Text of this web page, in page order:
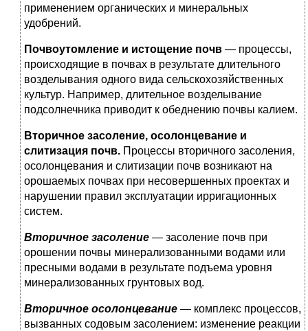
применением органических и мине­ральных
удобрений.
Почвоутомление и истощение почв — процессы,
происходя­щие в почвах в результате длительного
возделывания одного вида сельскохозяйственных
культур. Например, длительное возделывание
подсолнечника приводит к обеднению почвы калием.
Вторичное засоление, осолонцевание и
слитизация почв. Про­цессы вторичного засоления,
осолонцевания и слитизации почв возникают на
орошаемых почвах при несовершенных проектах и
нарушении правил эксплуатации ирригационных
систем.
Вторичное засоление — засоление почв при
орошении по­чвы минерализованными водами или
пресными водами в ре­зультате подъема уровня
минерализованных грунтовых вод.
Вторичное осолонцевание — комплекс процессов,
вызван­ных содовым засолением: изменение реакции